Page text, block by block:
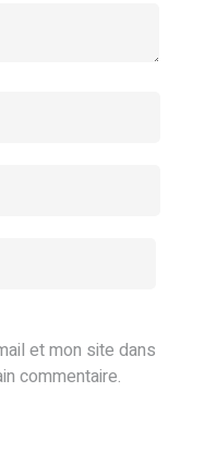
et mon site dans
commentaire.